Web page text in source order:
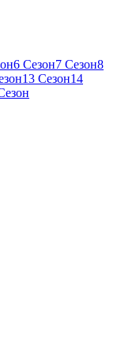
6 Сезон7 Сезон8
13 Сезон14